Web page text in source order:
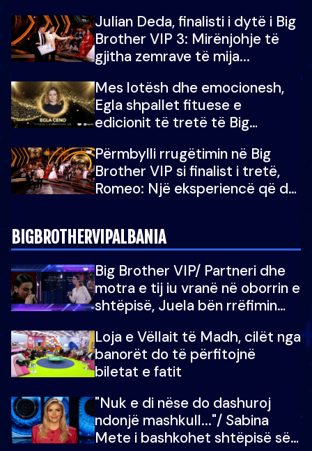
Julian Deda, finalisti i dytë i Big
Brother VIP 3: Mirënjohje të
gjitha zemrave të mija...
Mes lotësh dhe emocionesh,
Egla shpallet fituese e
edicionit të tretë të Big
Përmbylli rrugëtimin në Big
Brother VIP si finalist i tretë,
Romeo: Një eksperiencë që do
BIGBROTHERVIPALBANIA
Big Brother VIP/ Partneri dhe
motra e tij iu vranë në oborrin e
shtëpisë, Juela bën rrëfimin
do të martoheshim, por zemra
mu copëtua
Loja e Vëllait të Madh, cilët nga
banorët do të përfitojnë
biletat e fatit
"Nuk e di nëse do dashuroj
ndonjë mashkull..."/ Sabina
Mete i bashkohet shtëpisë së